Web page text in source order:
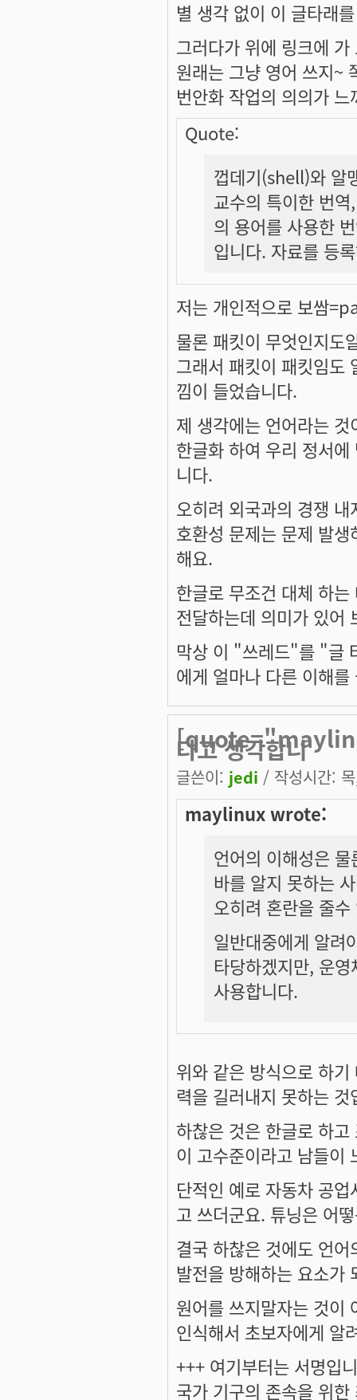
별 생각 없이 이 글타래
그러다가 위에 링크에 가
원래는 그냥 영어 쓰지~
번안화 작업의 의의가 느
Quote:
껍데기(shell)와 알
교수의 특이한 번
의 용어를 사용한
입니다. 자료를 등
저는 개인적으로 보쌈
물론 패킷이 무엇인지도
그래서 패킷이 패킷임도
낌이 들었습니다.
제 생각에는 언어라는
한글화 하여 우리 정서
니다.
오히려 외국과의 경쟁
호환성 문제는 문제 발
해요.
한글로 무조건 대체 하
전달하는데 의미가 있어
막상 이 "쓰레드"를 "글
에게 얼마나 다른 이해
다고 생각합니
글쓴이: jedi / 작성시간:
maylinux wrote:
언어의 이해성은
바를 알지 못하는
오히려 혼란을 줄
일반대중에게 알려
타당하겠지만, 운
사용합니다.
위와 같은 방식으로 하
력을 길러내지 못하는 것
하찮은 것은 한글로 하
이 고수준이라고 남들이
단적인 예로 자동차 공
고 쓰더군요. 튜닝은 어
결국 하찮은 것에도 언
발전을 방해하는 요소가
원어를 쓰지말자는 것이
인식해서 초보자에게 알
+++ 여기부터는 서명입
국가 기구의 존속을 위